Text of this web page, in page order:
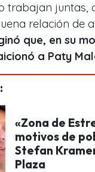
trabajan juntas,
relación de
que, en su
a Paty
«Zona de
motivos de
Stefan
Plaza